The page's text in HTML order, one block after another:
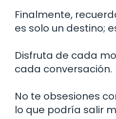
Finalmente,
es solo un destino;
Disfruta de cada
cada conversación.
No te obsesiones
lo que podría salir